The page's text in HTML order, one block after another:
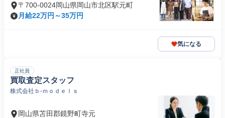
〒700-0024岡山県岡山市北区駅元町
月給22万円～35万円
気になる
正社員
買取査定スタッフ
株式会社ｂ‐ｍｏｄｅｌｓ
岡山県苫田郡鏡野町寺元